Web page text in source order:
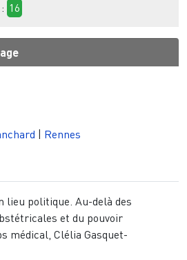
16
| Rennes
lieu politique. Au-delà des
et du pouvoir
médical, Clélia Gasquet-